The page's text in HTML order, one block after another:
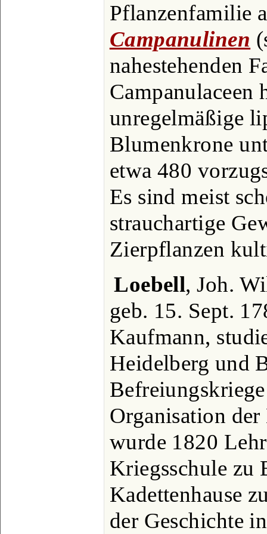
Pflanzenfamilie
Campanulinen
nahestehenden
Campanulaceen
unregelmäßige
Blumenkrone
etwa 480
Es sind meist
strauchartige
Zierpflanzen
Loebell, Joh.
geb. 15. Sept.
Kaufmann,
Heidelberg und
Organisation
wurde 1820
Kriegsschule zu
Kadettenhause
der Geschichte